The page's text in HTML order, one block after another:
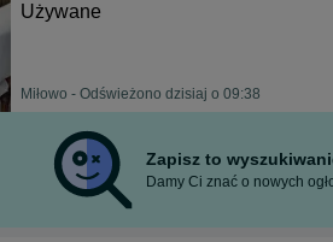
Używane
Miłowo - Odświeżono dzisiaj o 09:38
Zapisz to
Damy Ci znać o nowych